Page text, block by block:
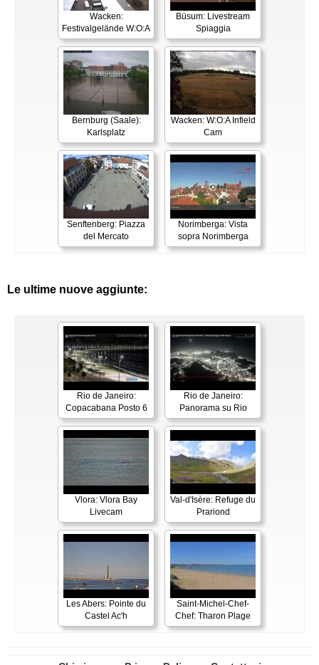
Wacken:
Festivalgelände W:O:A
Büsum: Livestream
Spiaggia
Bernburg (Saale):
Karlsplatz
Wacken: W:O:A Infield
Cam
Senftenberg: Piazza
del Mercato
Norimberga: Vista
sopra Norimberga
Le ultime nuove aggiunte:
Rio de Janeiro:
Copacabana Posto 6
Rio de Janeiro:
Panorama su Rio
Vlora: Vlora Bay
Livecam
Val-d'Isère: Refuge du
Prariond
Les Abers: Pointe du
Castel Ac'h
Saint-Michel-Chef-
Chef: Tharon Plage